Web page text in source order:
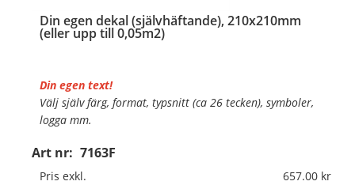
Din egen dekal (självhäftande), 210x210mm
(eller upp till 0,05m2)
Art nr: 7163F
Din egen text!
Välj själv färg, format, typsnitt (ca 26 tecken), symboler,
logga mm.
Material:Självhäftande folie
Mått:210x210mm (eller annat mått upp till 0,05m²)
Pris exkl. 657.00